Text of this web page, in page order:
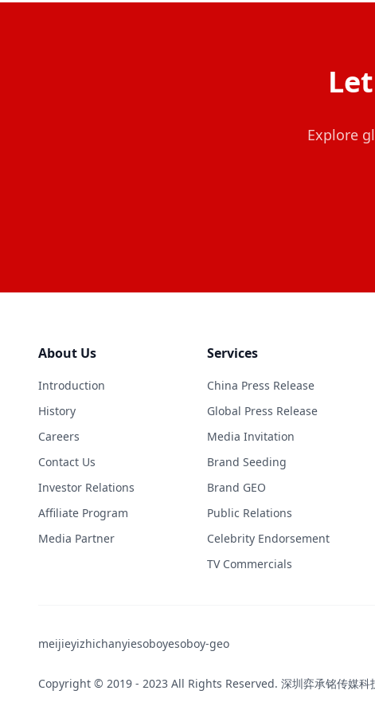
Explore
About Us
Introduction
History
Careers
Contact Us
Investor Relations
Affiliate Program
Media Partner
Services
China Press Release
Global Press Release
Media Invitation
Brand Seeding
Brand GEO
Public Relations
Celebrity Endorsement
TV Commercials
meijieyizhichanyiesoboyesoboy-geo
Copyright © 2019 - 2023 All Rights Reserved. 深圳弈承铭传媒科